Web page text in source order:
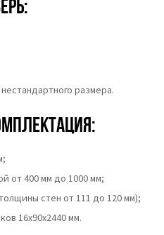
размера.
от 400 мм до 1000 мм;
стен от 111 до 120 мм);
16x90x2440 мм.